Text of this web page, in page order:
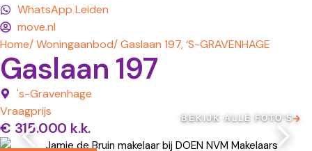
WhatsApp Leiden
move.nl
Home/ Woningaanbod/ Gaslaan 197, ‘S-GRAVENHAGE
Gaslaan 197
's-Gravenhage
Vraagprijs
€ 315.000 k.k.
BEKIJK ALLE FOTO’S